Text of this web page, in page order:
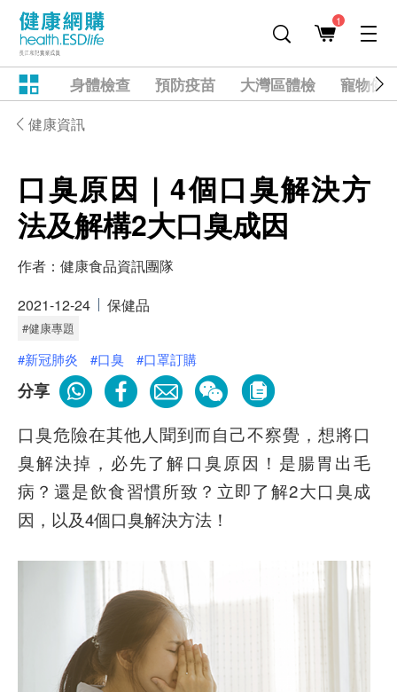
1
身體檢查 預防疫苗 大灣區體檢 寵物健
健康資訊
口臭原因｜4個口臭解決方
法及解構2大口臭成因
作者： 健康食品資訊團隊
2021-12-24
保健品
#健康專題
#新冠肺炎 #口臭 #口罩訂購
分享
口臭危險在其他人聞到而自己不察覺，想將口
臭解決掉，必先了解口臭原因！是腸胃出毛
病？還是飲食習慣所致？立即了解2大口臭成
因，以及4個口臭解決方法！